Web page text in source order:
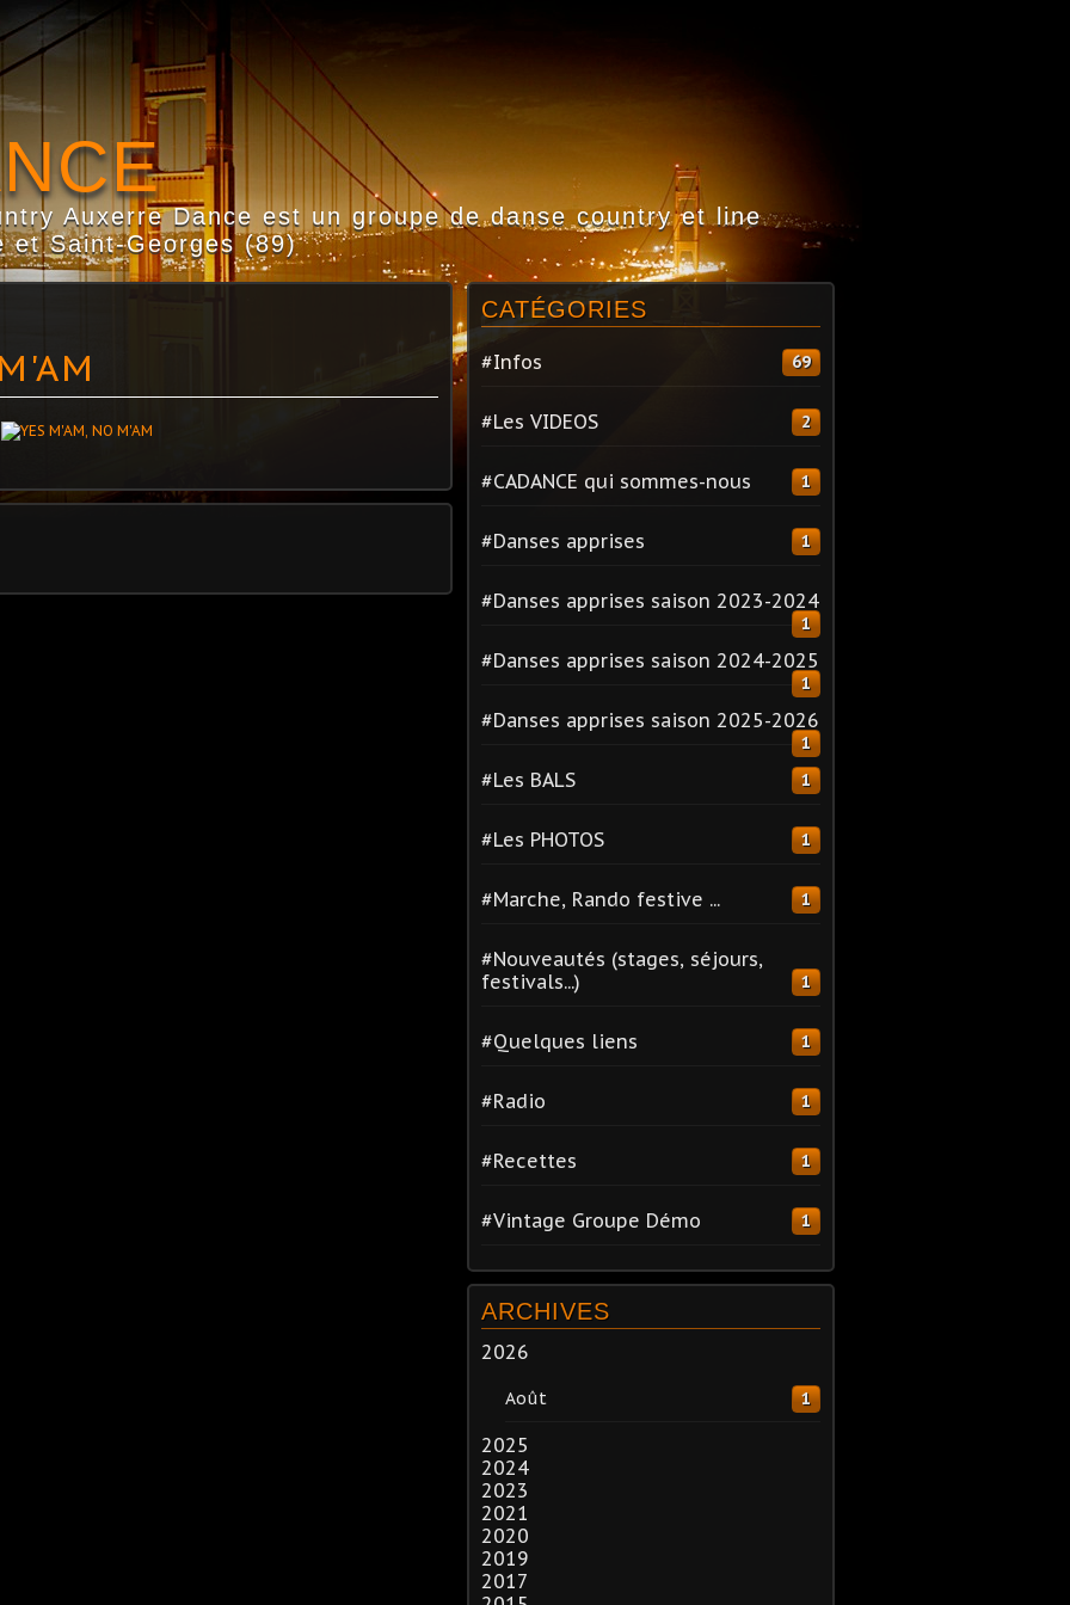
Auxerre Dance est un groupe de danse country et line
et Saint-Georges (89)
CATÉGORIES
#Infos 69
#Les VIDEOS 2
#CADANCE qui sommes-nous 1
#Danses apprises 1
#Danses apprises saison 2023-2024
1
#Danses apprises saison 2024-2025
1
#Danses apprises saison 2025-2026
1
#Les BALS 1
#Les PHOTOS 1
#Marche, Rando festive ... 1
#Nouveautés (stages, séjours,
festivals...)
1
#Quelques liens 1
#Radio 1
#Recettes 1
#Vintage Groupe Démo 1
ARCHIVES
2026
Août 1
2025
2024
2023
2021
2020
2019
2017